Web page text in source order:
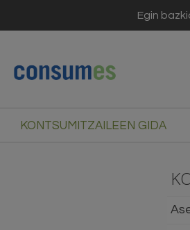
Egin
KONTSUMITZAILEEN GIDA